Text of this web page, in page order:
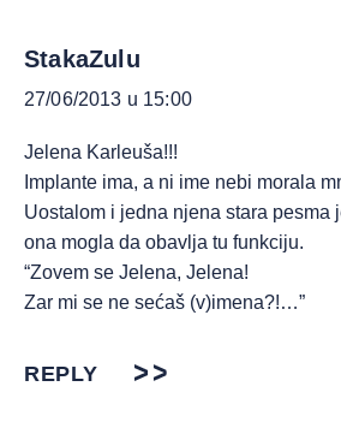
StakaZulu
27/06/2013 u 15:00
Jelena Karleuša!!!
Implante ima, a ni ime nebi morala
Uostalom i jedna njena stara pesma
ona mogla da obavlja tu funkciju.
“Zovem se Jelena, Jelena!
Zar mi se ne sećaš (v)imena?!…”
REPLY